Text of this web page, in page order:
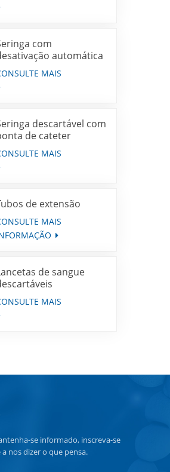
com
automática
imunização de
fixa MAIS
descartável com
de cateter
MAIS
de extensão
MAIS
de sangue
MAIS
se informado, inscreva-se
nos dizer o que pensa.